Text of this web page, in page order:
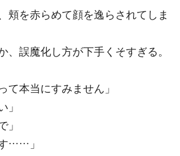
を赤らめて顔を逸らされてしま
誤魔化し方が下手くそすぎる。
本当にすみません」
」
」
……」